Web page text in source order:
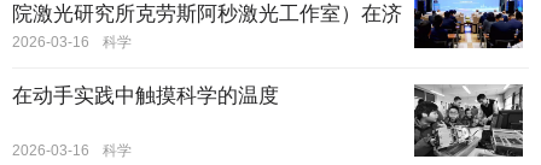
院激光研究所克劳斯阿秒激光工作室）在济
南正式启动
2026-03-16 科学
在动手实践中触摸科学的温度
2026-03-16 科学